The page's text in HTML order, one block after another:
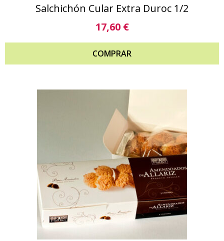
Salchichón Cular Extra Duroc 1/2
17,60 €
COMPRAR